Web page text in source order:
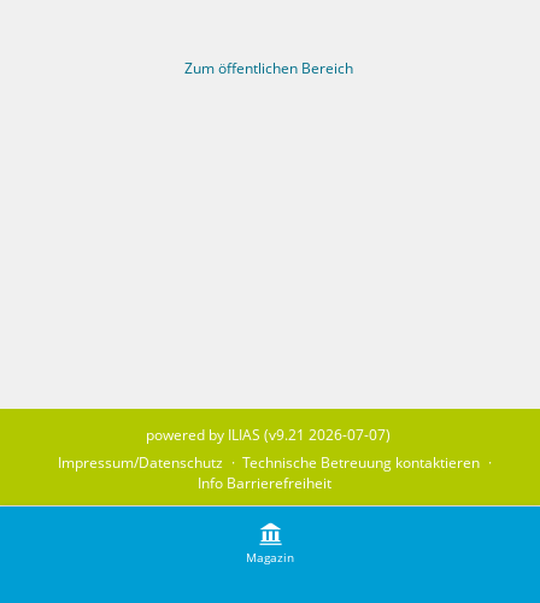
Magazin
Zum öffentlichen Bereich
powered by ILIAS (v9.21 2026-07-07)
Impressum/Datenschutz
Technische Betreuung kontaktieren
Info Barrierefreiheit